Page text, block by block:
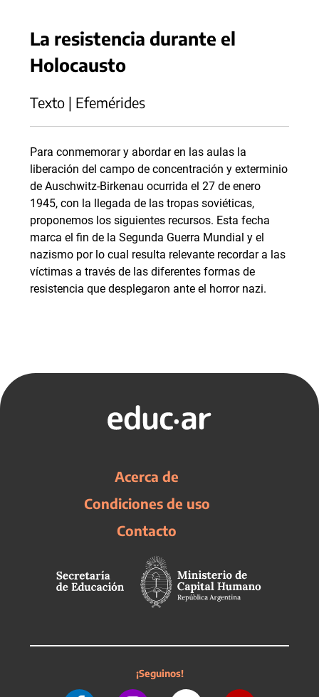
La resistencia durante el
Holocausto
Texto | Efemérides
Para conmemorar y abordar en las aulas la
liberación del campo de concentración y exterminio
de Auschwitz-Birkenau ocurrida el 27 de enero
1945, con la llegada de las tropas soviéticas,
proponemos los siguientes recursos. Esta fecha
marca el fin de la Segunda Guerra Mundial y el
nazismo por lo cual resulta relevante recordar a las
víctimas a través de las diferentes formas de
resistencia que desplegaron ante el horror nazi.
Acerca de
Condiciones de uso
Contacto
¡Seguinos!